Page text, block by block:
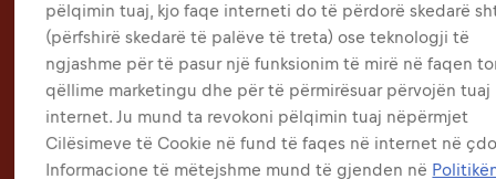
pëlqimin tuaj, kjo faqe interneti do të përdorë skedarë
(përfshirë skedarë të palëve të treta) ose teknologji të
ngjashme për të pasur një funksionim të mirë në faqen
qëllime marketingu dhe për të përmirësuar përvojën tuaj
internet. Ju mund ta revokoni pëlqimin tuaj nëpërmjet
Cilësimeve të Cookie në fund të faqes në internet në
Informacione të mëtejshme mund të gjenden në